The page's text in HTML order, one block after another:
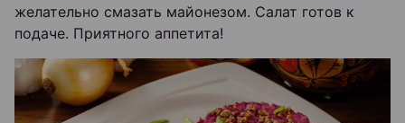
желательно смазать майонезом. Салат готов к
подаче. Приятного аппетита!